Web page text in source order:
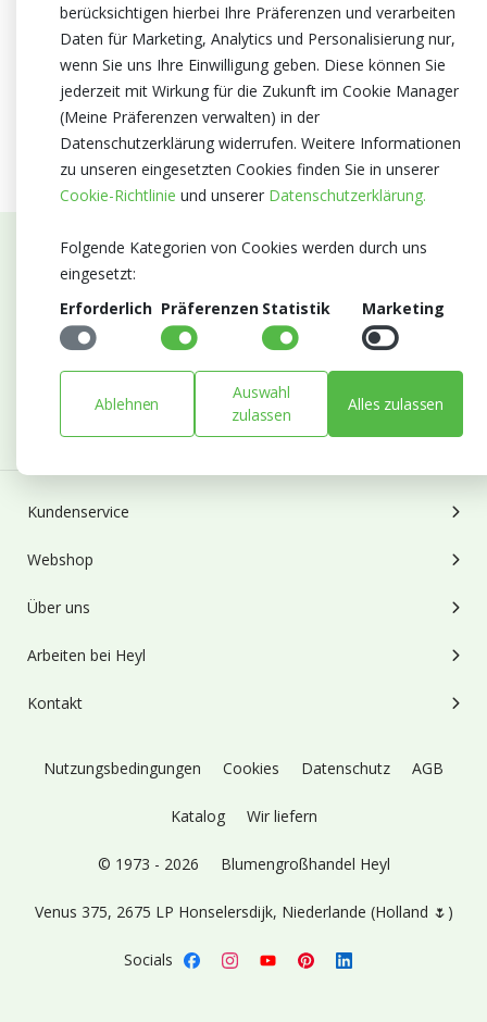
Abonnieren Sie unseren Newsletter
Bleiben Sie auf dem Laufenden mit Neuigkeiten und
Entwicklungen von Blumengroßhandel Heyl
Abonnieren
Kundenservice
Webshop
Über uns
Arbeiten bei Heyl
Kontakt
Nutzungsbedingungen Cookies Datenschutz AGB
Katalog Wir liefern
© 1973 - 2026 Blumengroßhandel Heyl
Venus 375, 2675 LP Honselersdijk, Niederlande (Holland 🌷)
Socials
berücksichtigen hierbei Ihre Präferenzen und verarbeiten
Daten für Marketing, Analytics und Personalisierung nur,
wenn Sie uns Ihre Einwilligung geben. Diese können Sie
jederzeit mit Wirkung für die Zukunft im Cookie Manager
(Meine Präferenzen verwalten) in der
Datenschutzerklärung widerrufen. Weitere Informationen
zu unseren eingesetzten Cookies finden Sie in unserer
Cookie-Richtlinie und unserer Datenschutzerklärung.
Folgende Kategorien von Cookies werden durch uns
eingesetzt:
Erforderlich Präferenzen Statistik Marketing
Ablehnen
Auswahl
zulassen
Alles zulassen